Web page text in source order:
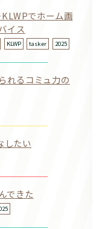
でホーム画
イス
KLWP tasker 2025
れるコミュ力の
したい
できた